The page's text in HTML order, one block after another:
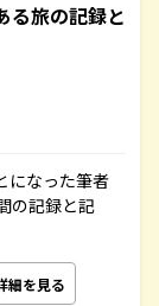
旅の記録と
になった筆者
の記録と記
細を見る